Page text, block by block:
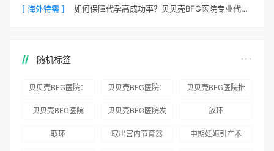
[ 海外特需 ] 如何保障代孕高成功率？贝贝壳BFG医院专业代孕方案解析
随机标签
贝贝壳BFG医院：
务
贝贝壳BFG医院：
术”和“法律支持”
贝贝壳BFG医院推
贝贝壳BFG医院
贝贝壳BFG医院发
放环
取环 取出宫内节育器 中期妊娠引产术